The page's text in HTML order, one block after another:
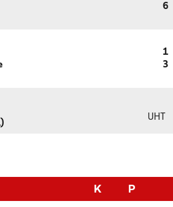
6
1
3
UHT
K P